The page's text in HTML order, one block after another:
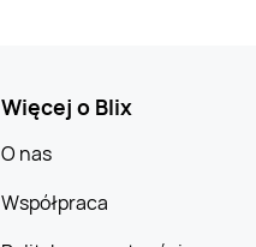
Więcej o Blix
O nas
Współpraca